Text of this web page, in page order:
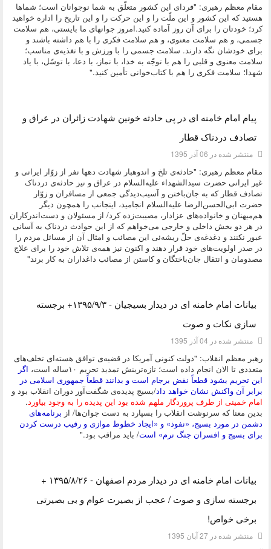
مقام معظم رهبری: "فردای این کشور متعلّق به شما نوجوانان است؛ شماها
هستید که این کشور و این ملّت را و این حرکت را و این تاریخ را اداره خواهید
کرد؛ خودتان را برای آن‌ روز آماده کنید.امروز جوانهای ما بایستی، هم سلامت
جسمی، و هم سلامت معنوی، و هم سلامت فکری را با هم داشته باشند و
برای خودشان نگه دارند. سلامت جسمی را با ورزش و با تغذیه‌ی مناسب؛
سلامت معنوی و قلبی را هم با توجّه به خدا، با نماز، با دعا، با توسّل، با یاد
شهدا؛ سلامت فکری را هم با کتاب‌خوانی تأمین کنید."
پیام امام خامنه ای در پی حادثه خونین شهادت زائران در عراق و
تصادف دردناک قطار
منتشر شده در 06 آذر 1395
مقام معظم رهبری: "حادثه‌ی تلخ و اندوهبار شهادت دهها نفر از زوّار ایرانی و
غیر ایرانی حضرت سیدالشهداء علیه‌السلام در عراق و نیز حادثه‌ی دردناک
تصادف قطار که به جان‌باختن و آسیب‌دیدگی جمعی از مسافران و زوّار
حضرت ابی‌الحسن‌الرضا علیه‌السلام انجامید، اینجانب را همچون دیگر
هم‌میهنان و خانواده‌های عزادار، مصیبت‌زده کرد/ از مسئولان و دست‌اندرکاران
در هر دو بخش داخلی و خارجی می‌خواهم که از این حوادث دردناک به آسانی
عبور نکنند و دغدغه‌ی حلّ ریشه‌ئی این مصائب و امثال آن از مسائل مردم را
در صدر اولویت‌های خود قرار دهند و اکنون نیز همه‌ی تلاش خود را برای علاج
مصدومان و انتقال جان‌باختگان و کاستن از مصائب داغداران به کار برند"
بیانات امام خامنه ای در دیدار بسیجیان - ۱۳۹۵/۹/۳+ برجسته
سازی نکات و صوت
منتشر شده در 04 آذر 1395
رهبر معظم انقلاب: "دولت کنونی آمریکا در قضیه‌ی توافق هسته‌ای تخلف‌های
متعددی تا الان انجام داده است؛ تازه‌ترینش تمدید تحریم ۱۰ساله است،
اگر
این تحریم بشود قطعاً نقض برجام است و بدانند قطعاً جمهوری اسلامی در
برابر آن واکنش نشان خواهد داد/بسیج پدیده‌ی شگفت‌آور دوران انقلاب بود و
امام خمینی از طرف پروردگار ملهم شده بود این پدیده را به وجود بیاورد.
بدین معنا که سرنوشت انقلاب را بسپارد به دست جوان‌ها/ از برنامه‌های
دشمن در مورد بسیج، «نفوذ» و «ایجاد خطوط موازی و رقیب درست کردن
برای بسیج و افسران جنگ نرم» است/ باید مراقب بود."
بیانات امام خامنه ای در دیدار مردم اصفهان - ۱۳۹۵/۸/۲۶ +
برجسته سازی و صوت / عجب از بصیرت عوام و بی بصیرتی
برخی خواص!
منتشر شده در 27 آبان 1395